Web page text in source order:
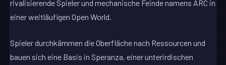
rivalisierende Spieler und mechanische Feinde namens ARC in
einer weitläufigen Open World.
Spieler durchkämmen die Oberfläche nach Ressourcen und
bauen sich eine Basis in Speranza, einer unterirdischen